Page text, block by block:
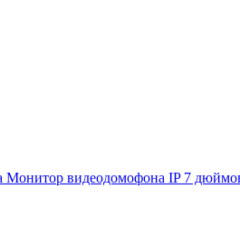
Монитор видеодомофона IP 7